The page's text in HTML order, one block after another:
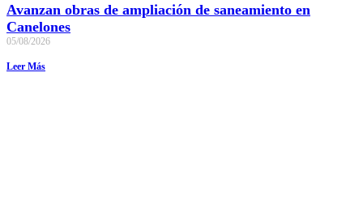
Avanzan obras de ampliación de saneamiento en
Canelones
05/08/2026
Leer Más